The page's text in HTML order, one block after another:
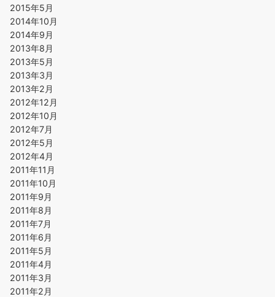
2015年5月
2014年10月
2014年9月
2013年8月
2013年5月
2013年3月
2013年2月
2012年12月
2012年10月
2012年7月
2012年5月
2012年4月
2011年11月
2011年10月
2011年9月
2011年8月
2011年7月
2011年6月
2011年5月
2011年4月
2011年3月
2011年2月